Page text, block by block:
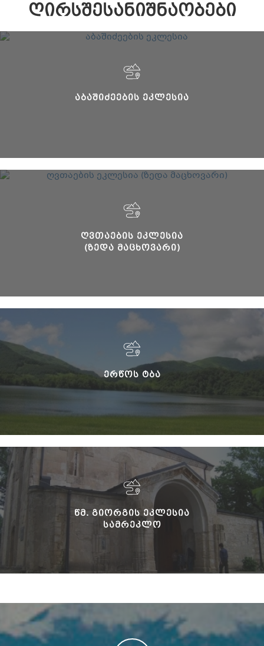
ᲦᲘᲠᲡᲨᲔᲡᲐᲜᲘᲨᲜᲐᲝᲑᲔᲑᲘ
ᲐᲑᲐᲨᲘᲫᲔᲔᲑᲘᲡ ᲔᲙᲚᲔᲡᲘᲐ
ᲦᲕᲗᲐᲔᲑᲘᲡ ᲔᲙᲚᲔᲡᲘᲐ
(ᲖᲔᲓᲐ ᲛᲐᲪᲮᲝᲕᲐᲠᲘ)
ᲔᲠᲬᲝᲡ ᲢᲑᲐ
ᲬᲛ. ᲒᲘᲝᲠᲒᲘᲡ ᲔᲙᲚᲔᲡᲘᲐ
ᲡᲐᲛᲠᲔᲙᲚᲝ